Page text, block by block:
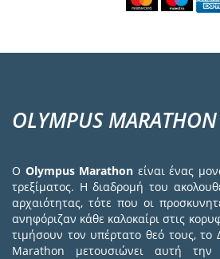
OLYMPUS MARATHON
Ο Olympus Marathon είναι ένας
τρεξίματος. Η διαδρομή του
αρχαιότητας, τότε που οι
ανηφόριζαν κάθε καλοκαίρι στις
τιμήσουν τον υπέρτατο θεό τους,
Marathon μετουσιώνει αυτή